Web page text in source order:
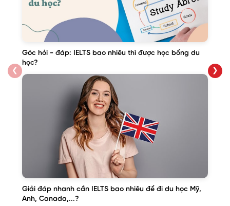
❮
Góc hỏi - đáp: IELTS bao nhiêu thì được học bổng du
học?
Giải đáp nhanh cần IELTS bao nhiêu để đi du học Mỹ,
Anh, Canada,...?
❯